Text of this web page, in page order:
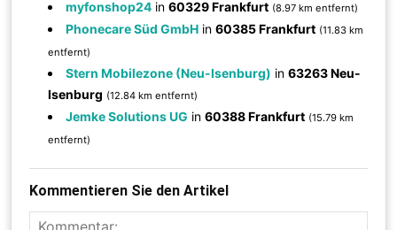
myfonshop24 in60329 Frankfurt (8.97 km entfernt)
Phonecare Süd GmbH in60385 Frankfurt (11.83 km
entfernt)
Stern Mobilezone (Neu-Isenburg) in63263 Neu-
Isenburg (12.84 km entfernt)
Jemke Solutions UG in60388 Frankfurt (15.79 km
entfernt)
Kommentieren Sie den Artikel